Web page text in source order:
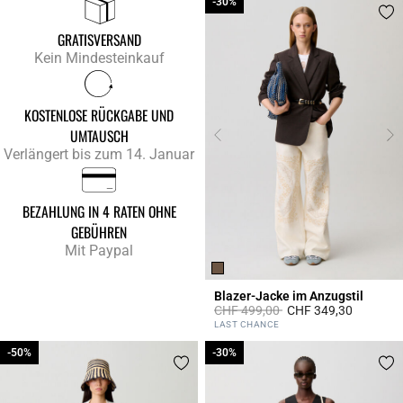
GRATISVERSAND
Kein Mindesteinkauf
KOSTENLOSE RÜCKGABE UND
UMTAUSCH
Verlängert bis zum 14. Januar
BEZAHLUNG IN 4 RATEN OHNE
GEBÜHREN
Mit Paypal
Blazer-Jacke im Anzugstil
Price reduced from
CHF 499,00toCHF 349,30
4.1 out of 5 Customer Rating
LAST CHANCE
-50%
-50% -30%
-30%